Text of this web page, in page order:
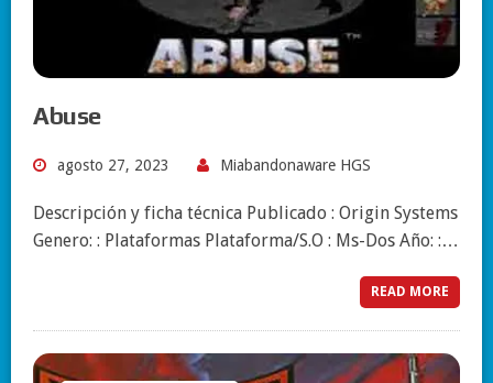
Abuse
agosto 27, 2023 Miabandonaware HGS
Descripción y ficha técnica Publicado : Origin Systems
Genero: : Plataformas Plataforma/S.O : Ms-Dos Año: :…
READ MORE